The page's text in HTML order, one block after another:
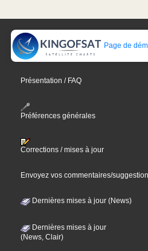
Page de
Présentation / FAQ
Préférences générales
Corrections / mises à jour
Envoyez vos commentaires/
Dernières mises à jour (News)
Dernières mises à jour
(News, Clair)